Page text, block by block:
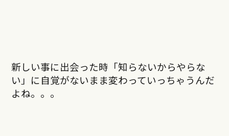
新しい事に出会った時「知らないからやらな
い」に自覚がないまま変わっていっちゃうんだ
よね。。。